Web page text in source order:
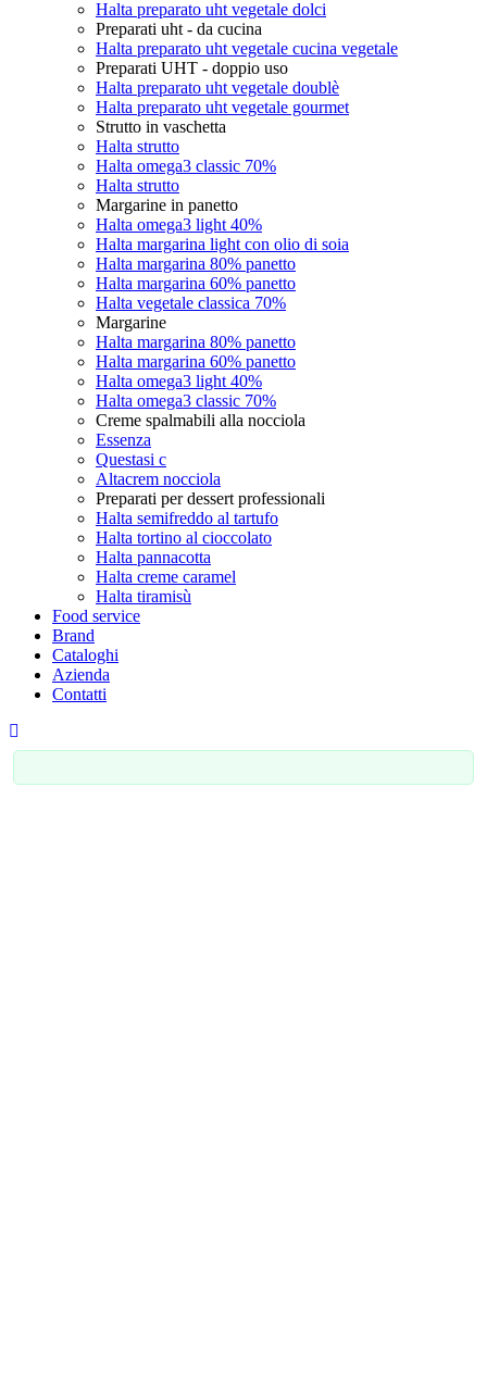
Halta preparato uht vegetale dolci
Preparati uht - da cucina
Halta preparato uht vegetale cucina vegetale
Preparati UHT - doppio uso
Halta preparato uht vegetale doublè
Halta preparato uht vegetale gourmet
Strutto in vaschetta
Halta strutto
Halta omega3 classic 70%
Halta strutto
Margarine in panetto
Halta omega3 light 40%
Halta margarina light con olio di soia
Halta margarina 80% panetto
Halta margarina 60% panetto
Halta vegetale classica 70%
Margarine
Halta margarina 80% panetto
Halta margarina 60% panetto
Halta omega3 light 40%
Halta omega3 classic 70%
Creme spalmabili alla nocciola
Essenza
Questasi c
Altacrem nocciola
Preparati per dessert professionali
Halta semifreddo al tartufo
Halta tortino al cioccolato
Halta pannacotta
Halta creme caramel
Halta tiramisù
Food service
Brand
Cataloghi
Azienda
Contatti